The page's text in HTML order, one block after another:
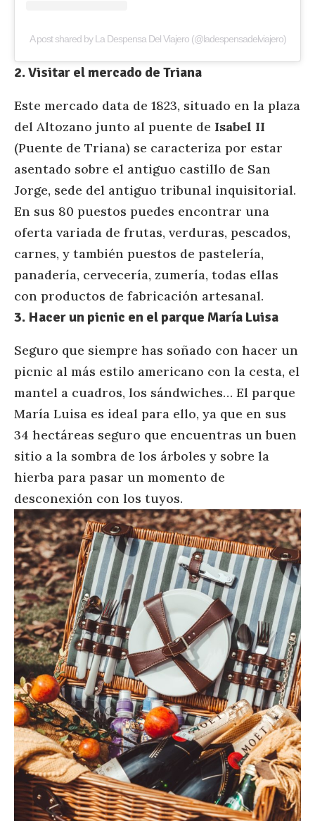
A post shared by La Despensa Del Viajero (@ladespensadelviajero)
2. Visitar el mercado de Triana
Este mercado data de 1823, situado en la plaza
del Altozano junto al puente de Isabel II
(Puente de Triana) se caracteriza por estar
asentado sobre el antiguo castillo de San
Jorge, sede del antiguo tribunal inquisitorial.
En sus 80 puestos puedes encontrar una
oferta variada de frutas, verduras, pescados,
carnes, y también puestos de pastelería,
panadería, cervecería, zumería, todas ellas
con productos de fabricación artesanal.
3. Hacer un picnic en el parque María Luisa
Seguro que siempre has soñado con hacer un
picnic al más estilo americano con la cesta, el
mantel a cuadros, los sándwiches… El parque
María Luisa es ideal para ello, ya que en sus
34 hectáreas seguro que encuentras un buen
sitio a la sombra de los árboles y sobre la
hierba para pasar un momento de
desconexión con los tuyos.